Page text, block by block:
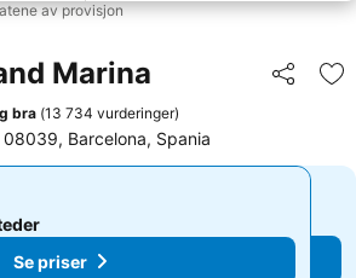
av provisjon
Marina Del
bra (13 734 vurderinger)
Barcelona, Spania
Se priser
Se priser